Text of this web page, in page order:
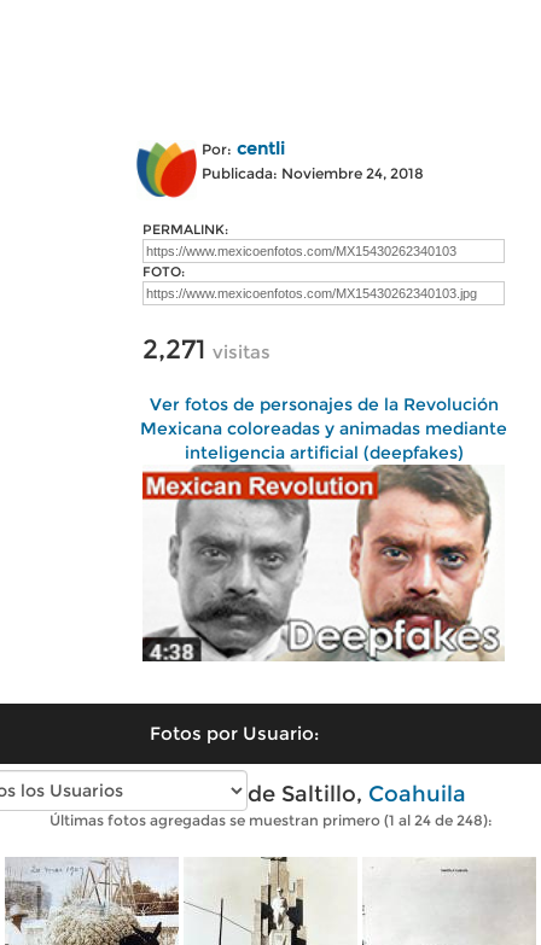
Por: centli
Publicada: Noviembre 24, 2018
PERMALINK:
FOTO:
2,271 visitas
Ver fotos de personajes de la Revolución
Mexicana coloreadas y animadas mediante
inteligencia artificial (deepfakes)
Fotos por Usuario:
Fotos antiguas de Saltillo, Coahuila
Últimas fotos agregadas se muestran primero (1 al 24 de 248):